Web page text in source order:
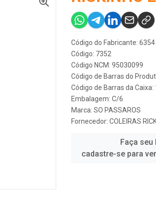
Código do Fabricante: 6354
Código: 7352
Código NCM: 95030099
Código de Barras do
Código de Barras da
Embalagem: C/6
Marca: SO PASSAROS
Fornecedor: COLEIRAS
Faça seu
cadastre-se para